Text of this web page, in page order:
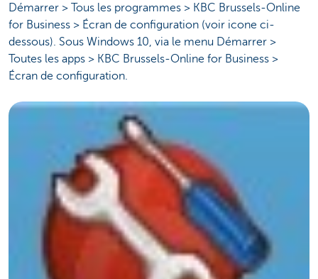
Démarrer > Tous les programmes > KBC Brussels-Online
for Business > Écran de configuration (voir icone ci-
dessous). Sous Windows 10, via le menu Démarrer >
Toutes les apps > KBC Brussels-Online for Business >
Écran de configuration.